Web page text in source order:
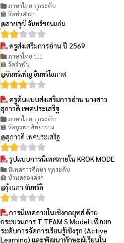
ภาษาไทย ทุกระดับ
🏫 วัดท่าศาลา
@สายสุณี จันทร์ขอนแก่น
ครูส่งเสริมการอ่าน ปี 2569
ภาษาไทย ป.1
🏫 วัดรำพัน
@จันทร์เพ็ญ อินทร์โอภาศ
ครูต้นแบบส่งเสริมการอ่าน นางสาว
สุภาวดี เพศประเสริฐ
ภาษาไทย ทุกระดับ
🏫 วัดบูรพาพิทยาราม
@สุภาวดี เพศประเสริฐ
รูปแบบการนิเทศภายใน KROK MODE
นิเทศการศึกษา ทุกระดับ
🏫 บ้านคลองครก
@รุ้งนภา จันทร์ลี
การนิเทศภายในเชิงกลยุทธ์ ด้วย
กระบวนการ T TEAM S Model เพื่อยก
ระดับการจัดการเรียนรู้เชิงรุก (Active
Learning) และพัฒนาทักษะผู้เรียนใน